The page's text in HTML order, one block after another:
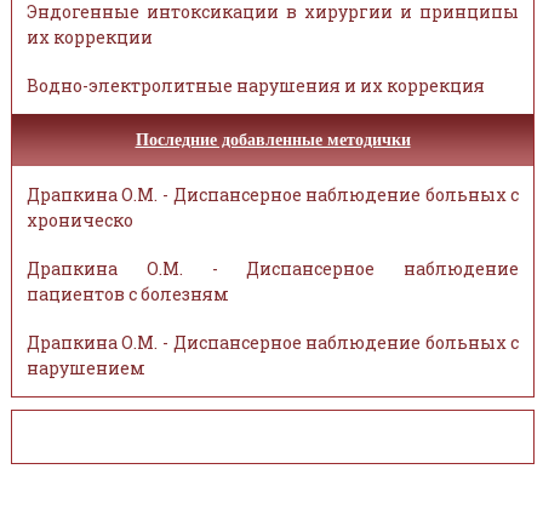
Эндогенные интоксикации в хирургии и принципы
их коррекции
Водно-электролитные нарушения и их коррекция
Последние добавленные методички
Драпкина О.М. - Диспансерное наблюдение больных с
хроническо
Драпкина О.М. - Диспансерное наблюдение
пациентов с болезням
Драпкина О.М. - Диспансерное наблюдение больных с
нарушением